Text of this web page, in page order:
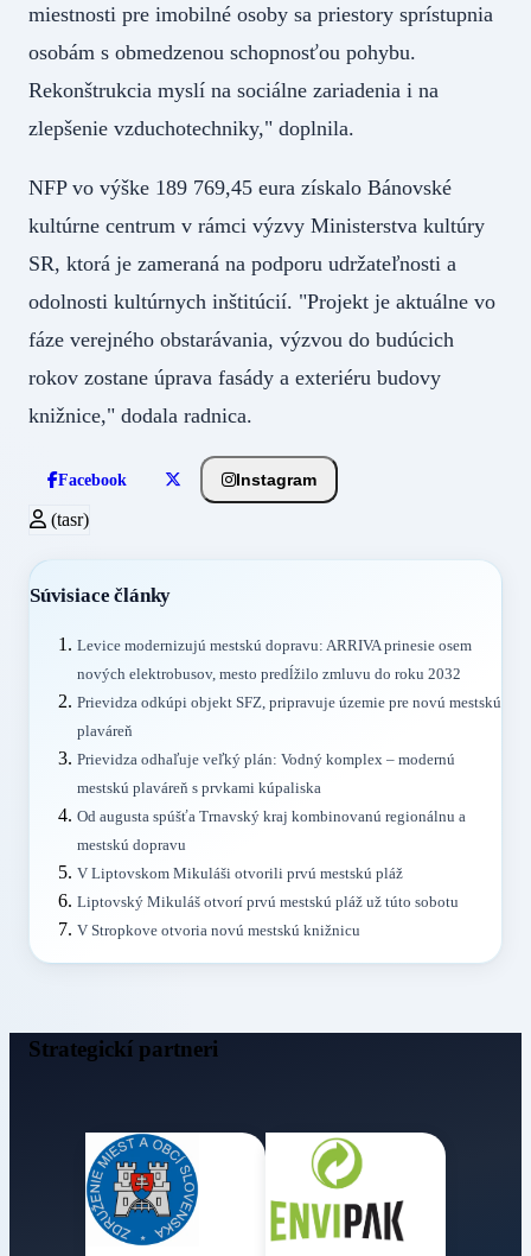
miestnosti pre imobilné osoby sa priestory sprístupnia
osobám s obmedzenou schopnosťou pohybu.
Rekonštrukcia myslí na sociálne zariadenia i na
zlepšenie vzduchotechniky," doplnila.
NFP vo výške 189 769,45 eura získalo Bánovské
kultúrne centrum v rámci výzvy Ministerstva kultúry
SR, ktorá je zameraná na podporu udržateľnosti a
odolnosti kultúrnych inštitúcií. "Projekt je aktuálne vo
fáze verejného obstarávania, výzvou do budúcich
rokov zostane úprava fasády a exteriéru budovy
knižnice," dodala radnica.
Facebook Instagram
(tasr)
Súvisiace články
Levice modernizujú mestskú dopravu: ARRIVA prinesie osem
nových elektrobusov, mesto predĺžilo zmluvu do roku 2032
Prievidza odkúpi objekt SFZ, pripravuje územie pre novú mestskú
plaváreň
Prievidza odhaľuje veľký plán: Vodný komplex – modernú
mestskú plaváreň s prvkami kúpaliska
Od augusta spúšťa Trnavský kraj kombinovanú regionálnu a
mestskú dopravu
V Liptovskom Mikuláši otvorili prvú mestskú pláž
Liptovský Mikuláš otvorí prvú mestskú pláž už túto sobotu
V Stropkove otvoria novú mestskú knižnicu
Strategickí partneri